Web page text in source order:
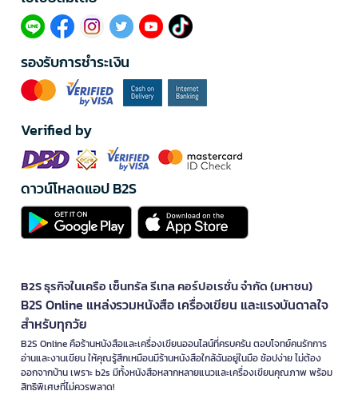
รองรับการชำระเงิน
Verified by
ดาวน์โหลดแอป B2S
B2S ธุรกิจในเครือ เซ็นทรัล รีเทล คอร์ปอเรชั่น จำกัด (มหาชน)
B2S Online แหล่งรวมหนังสือ เครื่องเขียน และแรงบันดาลใจ
สำหรับทุกวัย
B2S Online คือร้านหนังสือและเครื่องเขียนออนไลน์ที่ครบครัน ตอบโจทย์คนรักการ
อ่านและงานเขียน ให้คุณรู้สึกเหมือนมีร้านหนังสือใกล้ฉันอยู่ในมือ ช้อปง่าย ไม่ต้อง
ออกจากบ้าน เพราะ b2s มีทั้งหนังสือหลากหลายแนวและเครื่องเขียนคุณภาพ พร้อม
สิทธิพิเศษที่ไม่ควรพลาด!